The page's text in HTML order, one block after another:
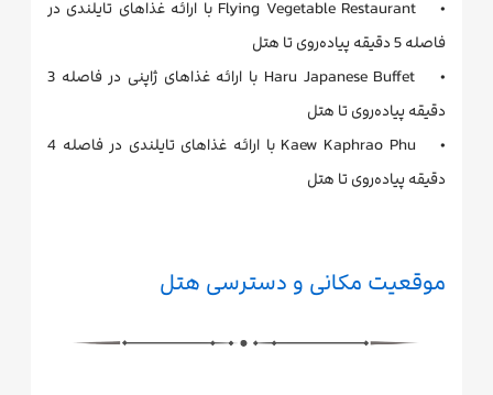
• Flying Vegetable Restaurant با ارائه غذاهای تایلندی در
فاصله 5 دقیقه پیاده‌روی تا هتل
• Haru Japanese Buffet با ارائه غذاهای ژاپنی در فاصله 3
دقیقه پیاده‌روی تا هتل
• Kaew Kaphrao Phu با ارائه غذاهای تایلندی در فاصله 4
دقیقه پیاده‌روی تا هتل
موقعیت مکانی و دسترسی هتل